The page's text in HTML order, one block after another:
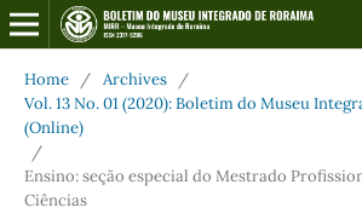
Home / Archives
/
Vol. 13 No. 01 (2020): Boletim do Museu
(Online)
/
Ensino: seção especial do Mestrado
Ciências